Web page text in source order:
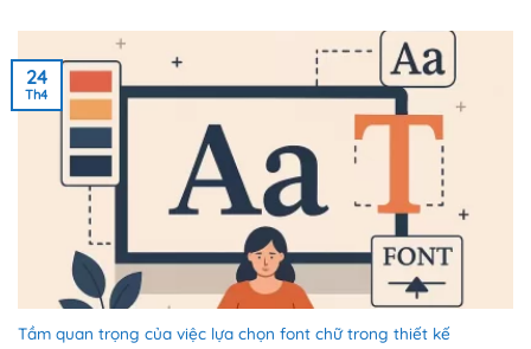
Tầm quan trọng của việc lựa chọn font chữ trong thiết kế
24
Th4